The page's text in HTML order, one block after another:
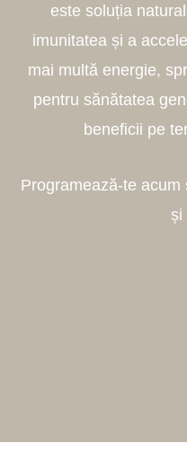
este soluția
imunitatea și a
mai multă energie,
pentru sănătatea
beneficii pe
Programează-te
și